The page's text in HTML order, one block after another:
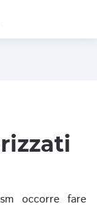
occorre fare